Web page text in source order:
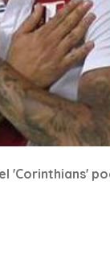
'Corinthians'